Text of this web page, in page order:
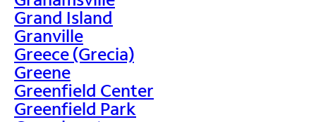
Grand Island
Granville
Greece (Grecia)
Greene
Greenfield Center
Greenfield Park